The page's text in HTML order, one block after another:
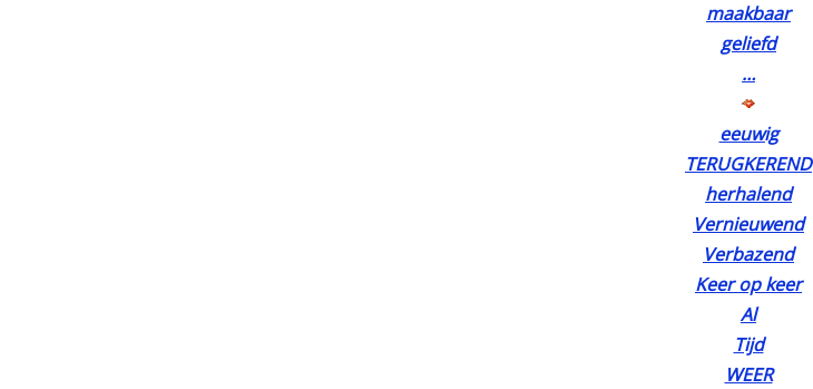
maakbaar
geliefd
…
eeuwig
TERUGKEREND
herhalend
Vernieuwend
Verbazend
Keer op keer
Al
Tijd
WEER